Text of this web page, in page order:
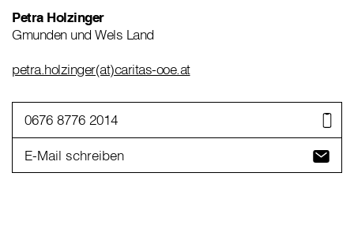
Petra Holzinger
Gmunden und Wels Land
petra.holzinger(at)caritas-ooe.at
0676 8776 2014
E-Mail schreiben